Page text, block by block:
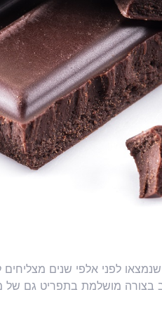
לפני אלפי שנים
בצורה מושלמת בתפריט גם